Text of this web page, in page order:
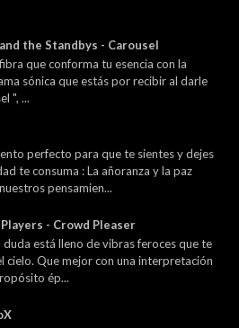
the Standbys - Carousel
que conforma tu esencia con la
sónica que estás por recibir al darle
", ...
perfecto para que te sientes y dejes
te consuma : La añoranza y la paz
pensamien...
- Crowd Pleaser
duda está lleno de vibras feroces que te
cielo. Que mejor con una interpretación
ép...